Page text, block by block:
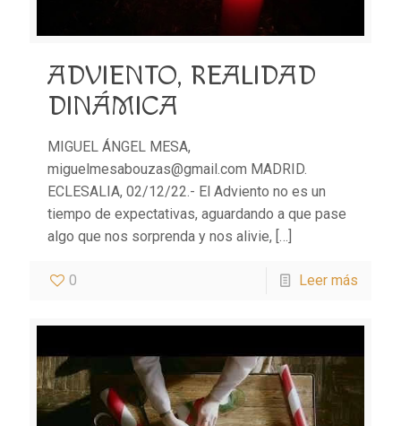
ADVIENTO, REALIDAD
DINÁMICA
MIGUEL ÁNGEL MESA,
miguelmesabouzas@gmail.com MADRID.
ECLESALIA, 02/12/22.- El Adviento no es un
tiempo de expectativas, aguardando a que pase
algo que nos sorprenda y nos alivie, […]
0 Leer más